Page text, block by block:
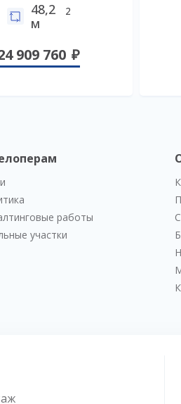
48,2
м
2
909 760
работы
участки